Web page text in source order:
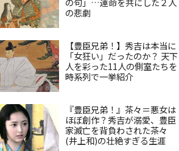
の悲劇
【豊臣兄弟！】秀吉は本当に
「女狂い」だったのか？ 天下
人を彩った11人の側室たちを
時系列で一挙紹介
『豊臣兄弟！』茶々＝悪女は
ほぼ創作？秀吉が溺愛、豊臣
家滅亡を背負わされた茶々
(井上和)の壮絶すぎる生涯